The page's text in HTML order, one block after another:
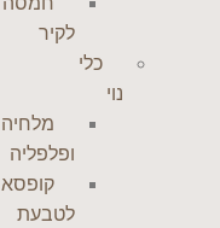
לקיר
כלי
נוי
מלחיה
ופלפליה
קופסא
לטבעת